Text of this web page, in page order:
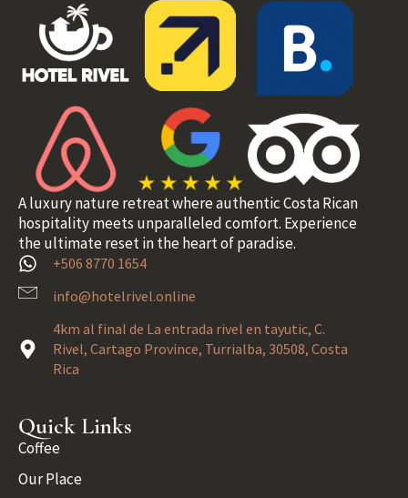
A luxury nature retreat where authentic Costa Rican
hospitality meets unparalleled comfort. Experience
the ultimate reset in the heart of paradise.
+506 8770 1654
info@hotelrivel.online
4km al final de La entrada rivel en tayutic, C.
Rivel, Cartago Province, Turrialba, 30508, Costa
Rica
Quick Links
Coffee
Our Place